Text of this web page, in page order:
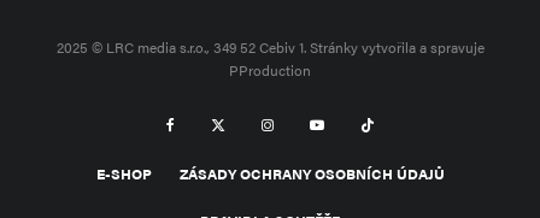
2025 © LRC media s.r.o., 349 52 Cebiv 1.Stránky vytvořila a spravuje
PProduction
E-SHOP ZÁSADY OCHRANY OSOBNÍCH ÚDAJŮ